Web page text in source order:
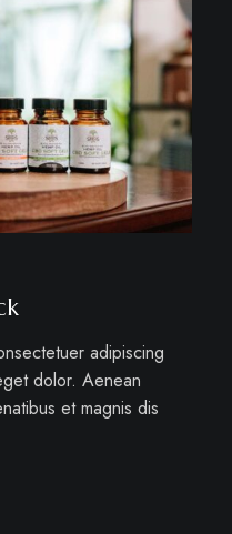
adipiscing
dolor. Aenean
et magnis dis